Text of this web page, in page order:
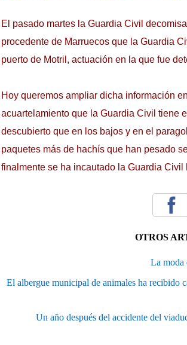
El pasado martes la Guardia Civil
procedente de Marruecos que la Guardia
puerto de Motril, actuación en la que fue
Hoy queremos ampliar dicha información
acuartelamiento que la Guardia Civil tiene
descubierto que en los bajos y en el
paquetes más de hachís que han pesado
finalmente se ha incautado la Guardia
OTROS
La moda
El albergue municipal de animales ha recibido
Un año después del accidente del